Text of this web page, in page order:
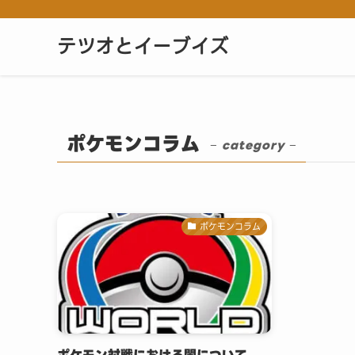
テツオとイーブイズ
ポケモンコラム – category –
ポケモンコラム